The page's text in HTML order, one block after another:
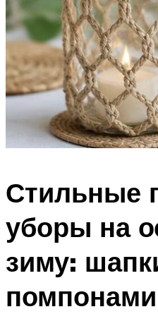
Стильные
уборы на
зиму:
помпонами